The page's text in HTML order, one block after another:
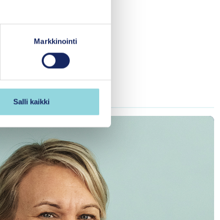
Markkinointi
Salli kaikki
strategista
ja edistää lasten
myös
kotimainen
liittyen.